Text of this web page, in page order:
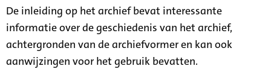
De inleiding op het archief bevat interessante
informatie over de geschiedenis van het archief,
achtergronden van de archiefvormer en kan ook
aanwijzingen voor het gebruik bevatten.